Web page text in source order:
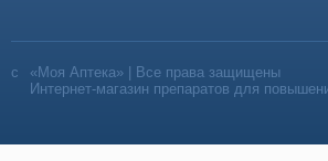
«Моя Аптека» | Все права защищены
Интернет-магазин препаратов для